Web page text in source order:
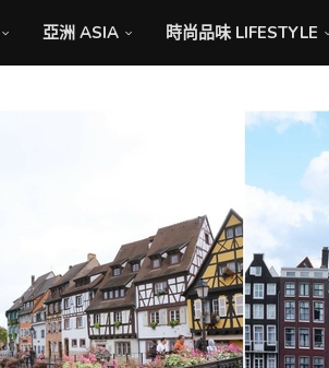
亞洲 ASIA 時尚品味 LIFESTYLE